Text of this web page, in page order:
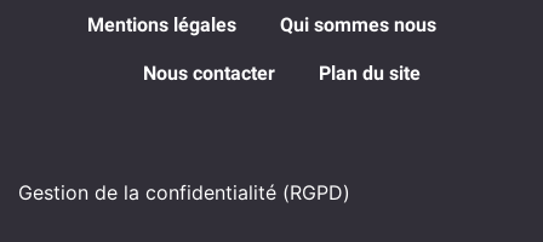
Mentions légales Qui sommes nous
Nous contacter Plan du site
Gestion de la confidentialité (RGPD)